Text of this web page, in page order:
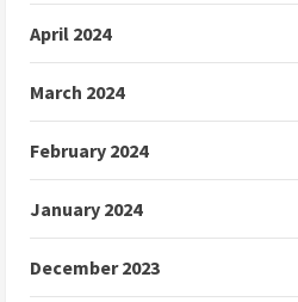
April 2024
March 2024
February 2024
January 2024
December 2023